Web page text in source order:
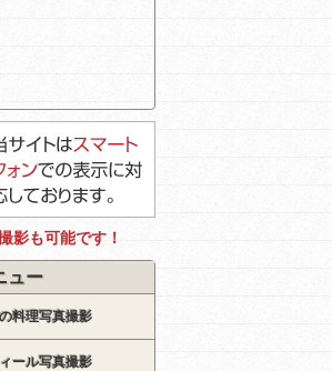
影も可能です！
ュー
料理写真撮影
ール写真撮影